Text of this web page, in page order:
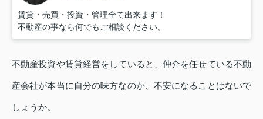
賃貸・売買・投資・管理全て出来ます！
不動産の事なら何でもご相談ください。
不動産投資や賃貸経営をしていると、仲介を任せている不動
産会社が本当に自分の味方なのか、不安になることはないで
しょうか。